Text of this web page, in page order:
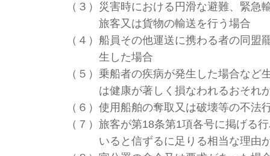
（３）
災害時における円滑な避難、緊急
旅客又は貨物の輸送を行う場合
（４） 船員その他運送に携わる者の同盟
生した場合
（５） 乗船者の疾病が発生した場合など
は健康が著しく損なわれるおそれ
（６） 使用船舶の奪取又は破壊等の不法
（７） 旅客が第18条第1項各号に掲げる
いると信ずるに足りる相当な理由